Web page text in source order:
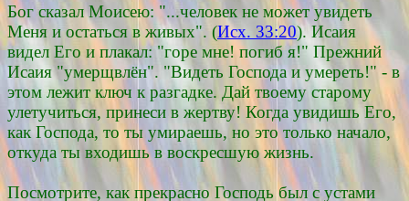
Бог сказал Моисею: "...человек не может увидеть
Меня и остаться в живых". (Исх. 33:20). Исаия
видел Его и плакал: "горе мне! погиб я!" Прежний
Исаия "умерщвлён". "Видеть Господа и умереть!" - в
этом лежит ключ к разгадке. Дай твоему старому
улетучиться, принеси в жертву! Когда увидишь Его,
как Господа, то ты умираешь, но это только начало,
откуда ты входишь в воскресшую жизнь.
Посмотрите, как прекрасно Господь был с устами